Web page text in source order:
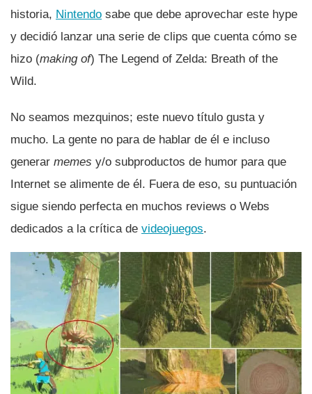
historia, Nintendo sabe que debe aprovechar este hype
y decidió lanzar una serie de clips que cuenta cómo se
hizo (making of) The Legend of Zelda: Breath of the
Wild.
No seamos mezquinos; este nuevo tí­tulo gusta y
mucho. La gente no para de hablar de él e incluso
generar memes y/o subproductos de humor para que
Internet se alimente de él. Fuera de eso, su puntuación
sigue siendo perfecta en muchos reviews o Webs
dedicados a la crí­tica de videojuegos.